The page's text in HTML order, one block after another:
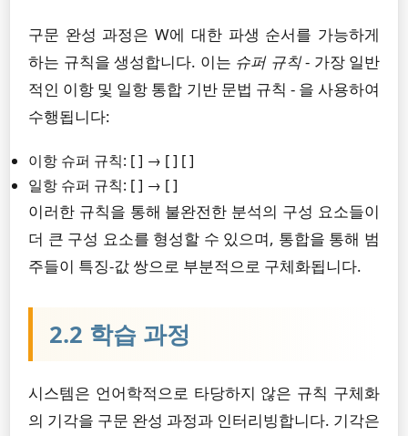
구문 완성 과정은 W에 대한 파생 순서를 가능하게
하는 규칙을 생성합니다. 이는 슈퍼 규칙- 가장 일반
적인 이항 및 일항 통합 기반 문법 규칙 - 을 사용하여
수행됩니다:
이항 슈퍼 규칙: [ ] → [ ] [ ]
일항 슈퍼 규칙: [ ] → [ ]
이러한 규칙을 통해 불완전한 분석의 구성 요소들이
더 큰 구성 요소를 형성할 수 있으며, 통합을 통해 범
주들이 특징-값 쌍으로 부분적으로 구체화됩니다.
2.2 학습 과정
시스템은 언어학적으로 타당하지 않은 규칙 구체화
의 기각을 구문 완성 과정과 인터리빙합니다. 기각은